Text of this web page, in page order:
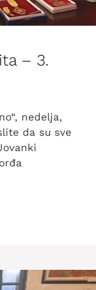
– 3.
nedelja,
da su sve